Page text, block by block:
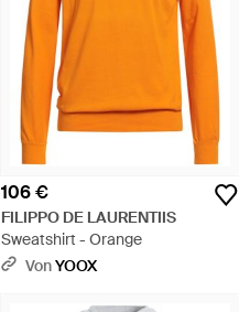
106 €
FILIPPO DE LAURENTIIS
Sweatshirt - Orange
VonYOOX